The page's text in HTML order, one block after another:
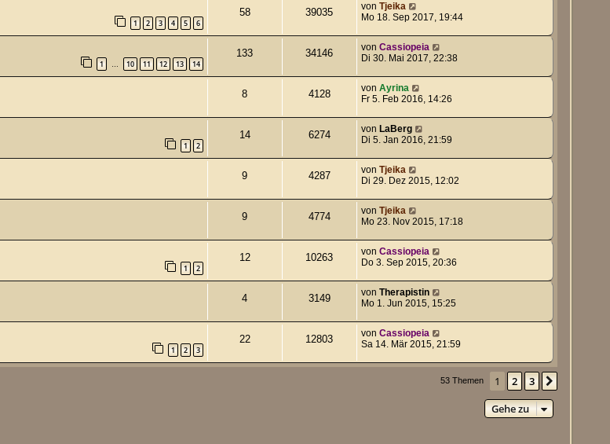
1 2 3 4 5 6
58 39035 von Tjeika
Mo 18. Sep 2017, 19:44
1 10 11 12 13 14
133 34146 von Cassiopeia
Di 30. Mai 2017, 22:38
8 4128 von Ayrina
Fr 5. Feb 2016, 14:26
1 2
14 6274 von LaBerg
Di 5. Jan 2016, 21:59
9 4287 von Tjeika
Di 29. Dez 2015, 12:02
9 4774 von Tjeika
Mo 23. Nov 2015, 17:18
1 2
12 10263 von Cassiopeia
Do 3. Sep 2015, 20:36
4 3149 von Therapistin
Mo 1. Jun 2015, 15:25
1 2 3
22 12803 von Cassiopeia
Sa 14. Mär 2015, 21:59
53 Themen 1 2 3
Gehe zu